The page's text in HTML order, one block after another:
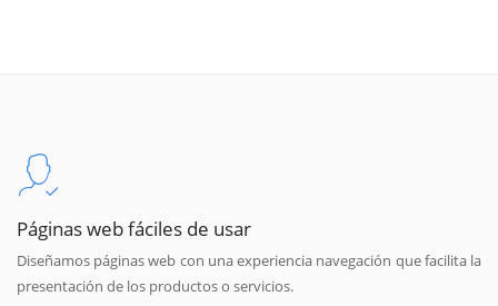
Páginas web fáciles de usar
Diseñamos páginas web con una experiencia navegación que facilita la
presentación de los productos o servicios.